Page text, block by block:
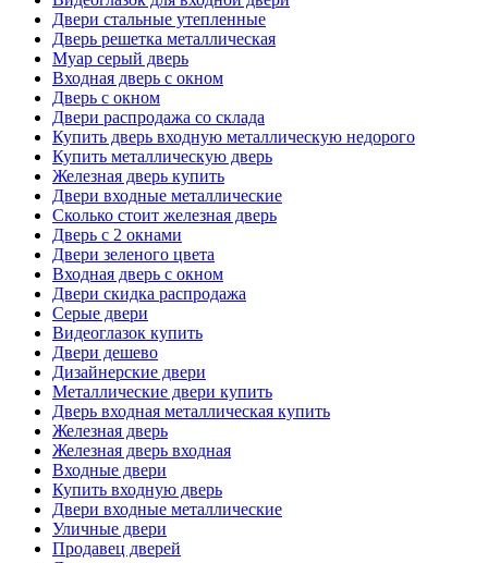
Двери стальные утепленные
Дверь решетка металлическая
Муар серый дверь
Входная дверь с окном
Дверь с окном
Двери распродажа со склада
Купить дверь входную металлическую недорого
Купить металлическую дверь
Железная дверь купить
Двери входные металлические
Сколько стоит железная дверь
Дверь с 2 окнами
Двери зеленого цвета
Входная дверь с окном
Двери скидка распродажа
Серые двери
Видеоглазок купить
Двери дешево
Дизайнерские двери
Металлические двери купить
Дверь входная металлическая купить
Железная дверь
Железная дверь входная
Входные двери
Купить входную дверь
Двери входные металлические
Уличные двери
Продавец дверей